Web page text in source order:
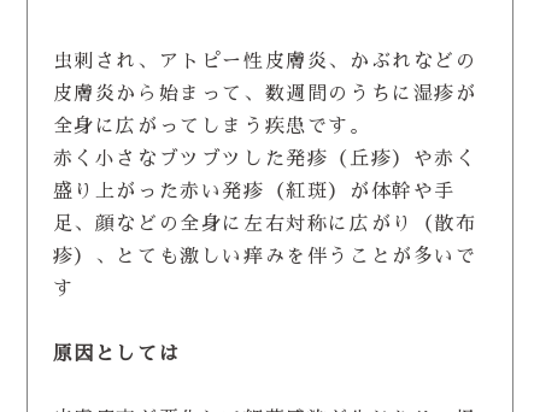
虫刺され、アトピー性皮膚炎、かぶれなどの
皮膚炎から始まって、数週間のうちに湿疹が
全身に広がってしまう疾患です。
赤く小さなブツブツした発疹（丘疹）や赤く
盛り上がった赤い発疹（紅斑）が体幹や手
足、顔などの全身に左右対称に広がり（散布
疹）、とても激しい痒みを伴うことが多いで
す
原因としては